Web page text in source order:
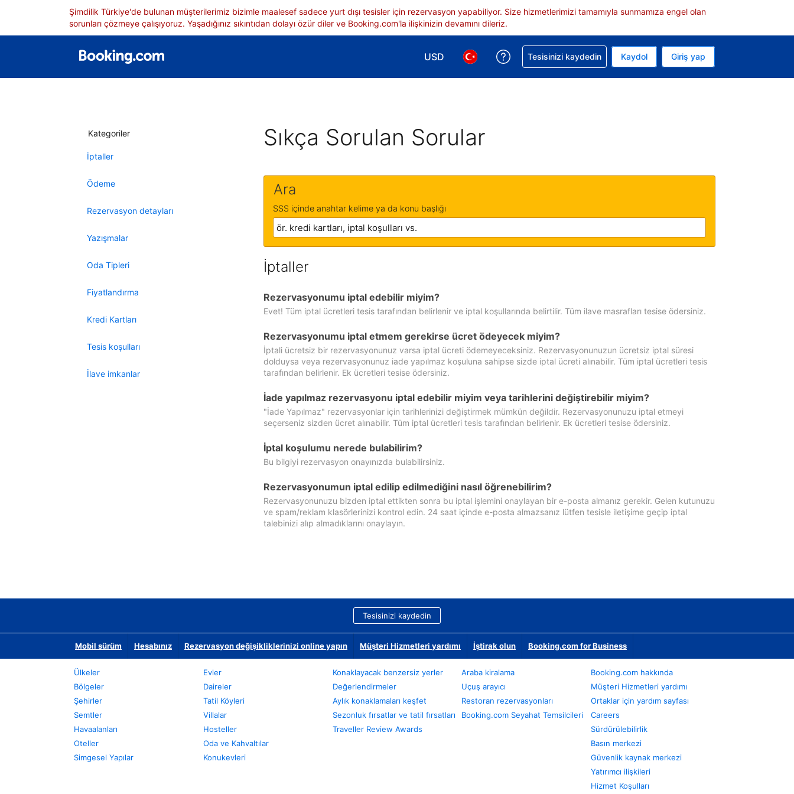
Şimdilik Türkiye'de bulunan müşterilerimiz bizimle maalesef sadece yurt dışı tesisler için rezervasyon yapabiliyor. Size hizmetlerimizi tamamıyla sunmamıza engel olan
sorunları çözmeye çalışıyoruz. Yaşadığınız sıkıntıdan dolayı özür diler ve Booking.com'la ilişkinizin devamını dileriz.
USD
Para birimi seçimi yap. Mevcut para biriminiz ABD doları
Dil seçimi yap. Mevcut diliniz Türkçe
Rezervasyonunuzla ilgili yardım alın
Tesisinizi kaydedin Kaydol Giriş yap
Kategoriler
İptaller
Ödeme
Rezervasyon detayları
Yazışmalar
Oda Tipleri
Fiyatlandırma
Kredi Kartları
Tesis koşulları
İlave imkanlar
Sıkça Sorulan Sorular
Ara
SSS içinde anahtar kelime ya da konu başlığı
İptaller
Rezervasyonumu iptal edebilir miyim?
Evet! Tüm iptal ücretleri tesis tarafından belirlenir ve iptal koşullarında belirtilir. Tüm ilave masrafları tesise ödersiniz.
Rezervasyonumu iptal etmem gerekirse ücret ödeyecek miyim?
İptali ücretsiz bir rezervasyonunuz varsa iptal ücreti ödemeyeceksiniz. Rezervasyonunuzun ücretsiz iptal süresi
dolduysa veya rezervasyonunuz iade yapılmaz koşuluna sahipse sizde iptal ücreti alınabilir. Tüm iptal ücretleri tesis
tarafından belirlenir. Ek ücretleri tesise ödersiniz.
İade yapılmaz rezervasyonu iptal edebilir miyim veya tarihlerini değiştirebilir miyim?
"İade Yapılmaz" rezervasyonlar için tarihlerinizi değiştirmek mümkün değildir. Rezervasyonunuzu iptal etmeyi
seçerseniz sizden ücret alınabilir. Tüm iptal ücretleri tesis tarafından belirlenir. Ek ücretleri tesise ödersiniz.
İptal koşulumu nerede bulabilirim?
Bu bilgiyi rezervasyon onayınızda bulabilirsiniz.
Rezervasyonumun iptal edilip edilmediğini nasıl öğrenebilirim?
Rezervasyonunuzu bizden iptal ettikten sonra bu iptal işlemini onaylayan bir e-posta almanız gerekir. Gelen kutunuzu
ve spam/reklam klasörlerinizi kontrol edin. 24 saat içinde e-posta almazsanız lütfen tesisle iletişime geçip iptal
talebinizi alıp almadıklarını onaylayın.
Tesisinizi kaydedin
Mobil sürüm Hesabınız Rezervasyon değişikliklerinizi online yapın Müşteri Hizmetleri yardımı İştirak olun Booking.com for Business
Ülkeler
Bölgeler
Şehirler
Semtler
Havaalanları
Oteller
Simgesel Yapılar
Evler
Daireler
Tatil Köyleri
Villalar
Hosteller
Oda ve Kahvaltılar
Konukevleri
Konaklayacak benzersiz yerler
Değerlendirmeler
Aylık konaklamaları keşfet
Sezonluk fırsatlar ve tatil fırsatları
Traveller Review Awards
Araba kiralama
Uçuş arayıcı
Restoran rezervasyonları
Booking.com Seyahat Temsilcileri
Booking.com hakkında
Müşteri Hizmetleri yardımı
Ortaklar için yardım sayfası
Careers
Sürdürülebilirlik
Basın merkezi
Güvenlik kaynak merkezi
Yatırımcı ilişkileri
Hizmet Koşulları